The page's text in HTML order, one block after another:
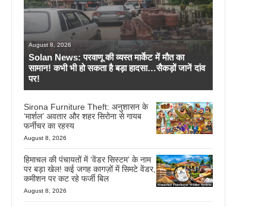
August 8, 2026
Solan News: परवाणू की व्यस्त मार्केट में मौत का
सामान! कभी भी हो सकता है बड़ा हादसा…सैकड़ों जानें दांव
पर!
Sirona Furniture Theft: अनुशासन के
‘मार्शल’ अवतार और शहर सिरोना से गायब
फर्नीचर का रहस्य
August 8, 2026
हिमाचल की पंचायतों में ‘वेंडर सिस्टम’ के नाम
पर बड़ा खेल! कई जगह कागज़ों में सिमटे वेंडर,
कमीशन पर कट रहे फर्जी बिल
August 8, 2026